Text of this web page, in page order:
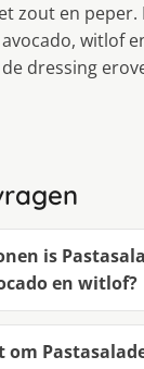
zout en peper.
witlof
dressing
is
en witlof?
om